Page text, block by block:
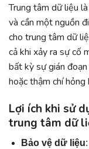
Trung tâm dữ liệu
và cần một nguồn
cho trung tâm dữ
cả khi xảy ra sự cố
bất kỳ sự gián
hoặc thậm chí
Lợi ích khi sử
trung tâm dữ
Bảo vệ dữ liệu